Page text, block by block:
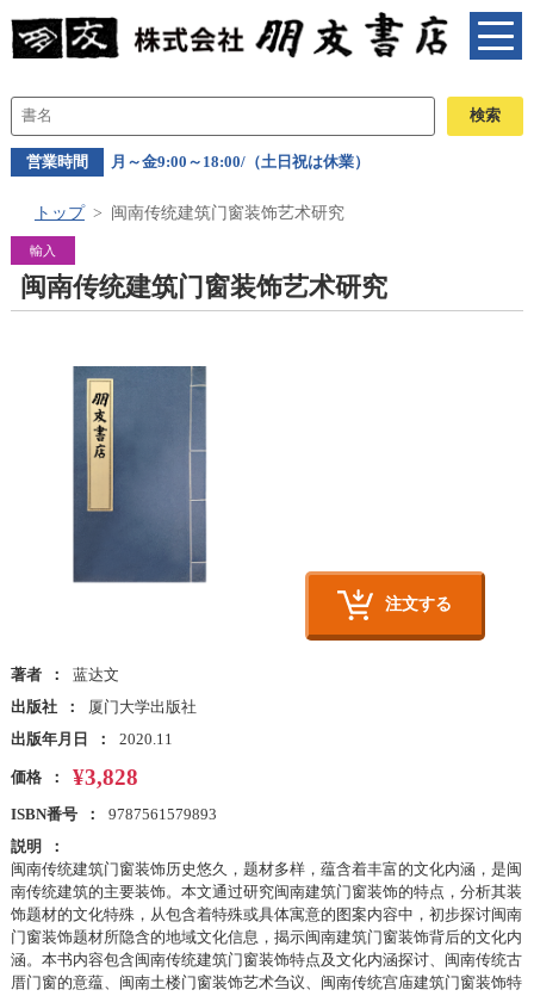
営業時間 月～金9:00～18:00/（土日祝は休業）
トップ 闽南传统建筑门窗装饰艺术研究
輸入
闽南传统建筑门窗装饰艺术研究
注文する
著者
蓝达文
出版社
厦门大学出版社
出版年月日
2020.11
価格 ¥3,828
ISBN番号
9787561579893
説明
闽南传统建筑门窗装饰历史悠久，题材多样，蕴含着丰富的文化内涵，是闽
南传统建筑的主要装饰。本文通过研究闽南建筑门窗装饰的特点，分析其装
饰题材的文化特殊，从包含着特殊或具体寓意的图案内容中，初步探讨闽南
门窗装饰题材所隐含的地域文化信息，揭示闽南建筑门窗装饰背后的文化内
涵。本书内容包含闽南传统建筑门窗装饰特点及文化内涵探讨、闽南传统古
厝门窗的意蕴、闽南土楼门窗装饰艺术刍议、闽南传统宫庙建筑门窗装饰特